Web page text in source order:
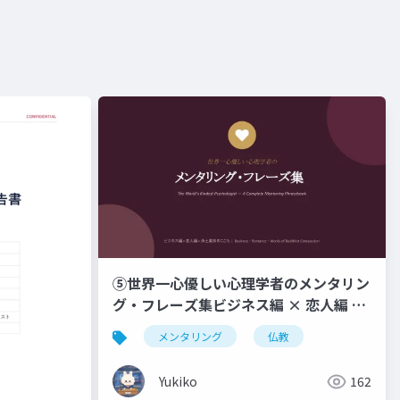
⑤世界一心優しい心理学者のメンタリン
グ・フレーズ集ビジネス編 × 恋人編 ×
浄土真宗のこころ _ Business ・
Romance ・ Words of Buddhist
Compassion
メンタリング 仏教
Yukiko 162